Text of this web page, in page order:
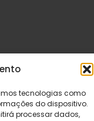
tecnologias como
do dispositivo.
processar dados,